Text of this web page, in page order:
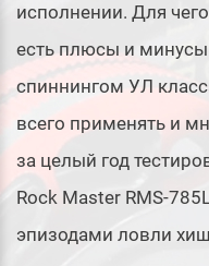
исполнении. Для
есть плюсы и
спиннингом УЛ
всего применять и
за целый год
Rock Master RMS-
эпизодами ловли